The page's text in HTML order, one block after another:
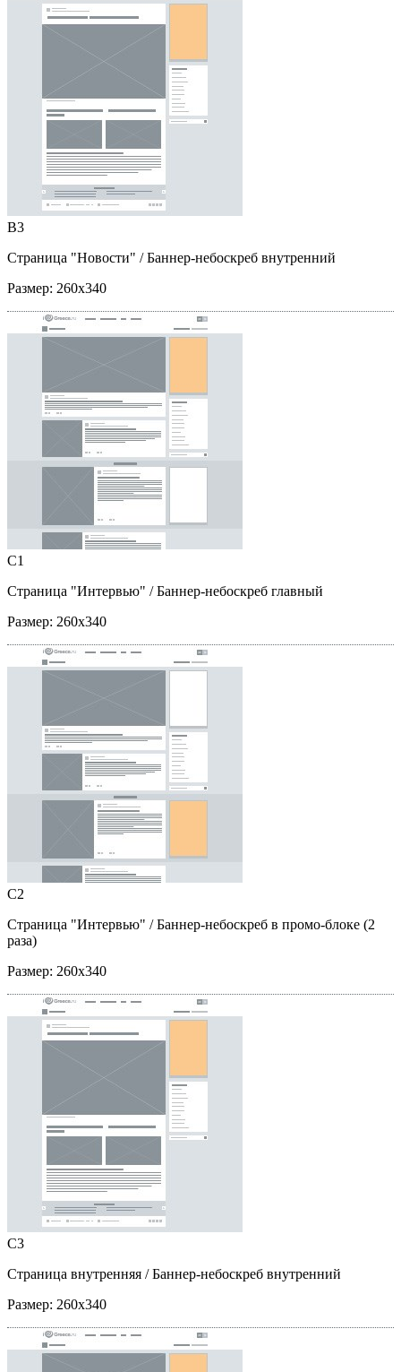
B3
Страница "Новости" / Баннер-небоскреб внутренний
Размер: 260x340
C1
Страница "Интервью" / Баннер-небоскреб главный
Размер: 260x340
C2
Страница "Интервью" / Баннер-небоскреб в промо-блоке (2
раза)
Размер: 260x340
C3
Страница внутренняя / Баннер-небоскреб внутренний
Размер: 260x340